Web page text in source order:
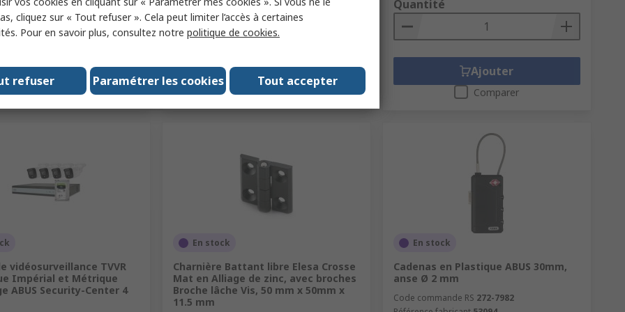
Ajouter
Comparer
Quantité
Ajouter
Comparer
Quantité
Ajouter
Comparer
vidéosurveillance TVVR
Impérial et Métrique
ABUS Security-Center 4
En stock
Charnière Battant libre Elesa Crosse
Mat en Alliage de zinc, avec broches
Broche lâche Vis, 50 mm x 50mm x
11.5 mm
En stock
Cadenas en Plastique ABUS 30mm,
anse Ø 2 mm
Code commande RS 272-7982
cliquez sur « Tout refuser ». Cela peut limiter l’accès à certaines
Pour en savoir plus, consultez notre politique de cookies.
Tout accepter
Paramétrer les cookies
refuser